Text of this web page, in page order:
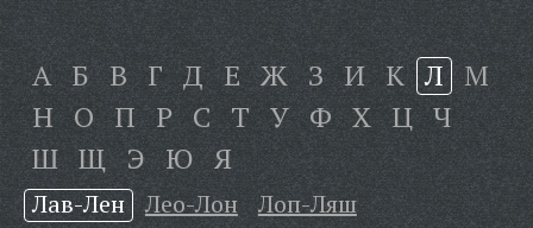
А Б В Г Д Е Ж З И К Л М
Н О П Р С Т У Ф Х Ц Ч
Ш Щ Э Ю Я
Лав-Лен Лео-Лон Лоп-Ляш